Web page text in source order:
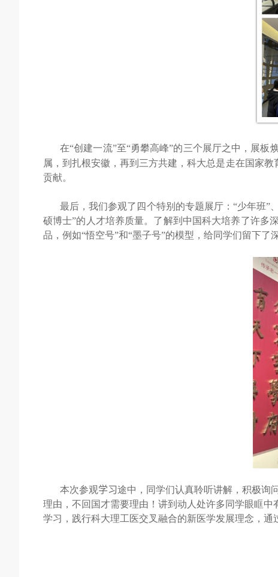
在“创建一流”至“勇攀高峰”的三个展厅之中，展
属，到扎根安徽，再到三方共建，科大总是走在国家
贡献。
最后，我们参观了四个特别的专题展厅：“少年班”
硕博士”的人才培养质量。 了解到中国科大培养了许多
品，例如“悟空号”和“墨子号”的模型，给同学们留下了
本次参观学习途中，同学们认真聆听讲解，积极询
理由 ， 不回国才需要理由 ！ 讲到动人处许多同学眼眶中
学习 ， 践行科大理工医交叉融合的新医学发展理念 ， 通